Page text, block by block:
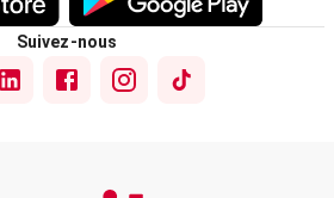
Suivez-nous